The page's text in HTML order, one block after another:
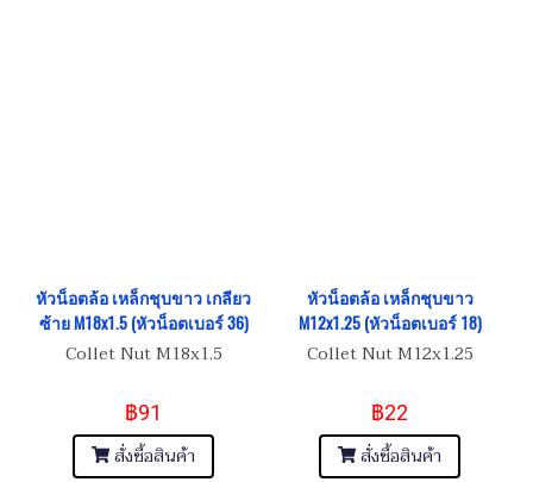
หัวน็อตล้อ เหล็กชุบขาว เกลียว
ซ้าย M18x1.5 (หัวน็อตเบอร์ 36)
Collet Nut M18x1.5
฿91
สั่งซื้อสินค้า
หัวน็อตล้อ เหล็กชุบขาว
M12x1.25 (หัวน็อตเบอร์ 18)
Collet Nut M12x1.25
฿22
สั่งซื้อสินค้า